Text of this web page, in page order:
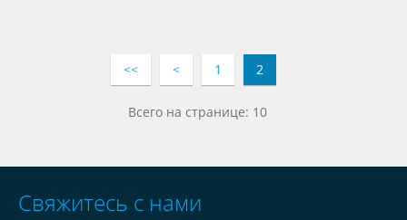
<< < 1 2
Всего на странице: 10
Свяжитесь с нами